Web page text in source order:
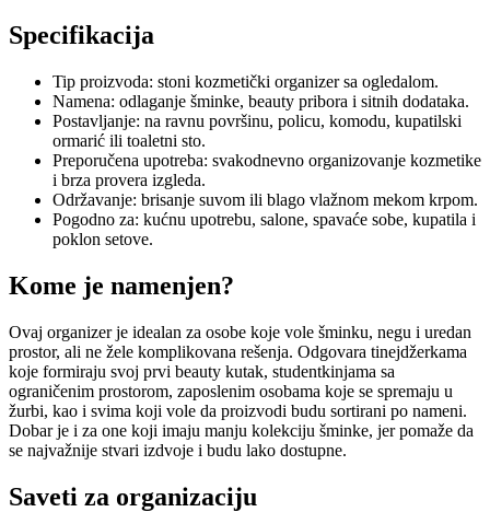
Specifikacija
Tip proizvoda: stoni kozmetički organizer sa ogledalom.
Namena: odlaganje šminke, beauty pribora i sitnih dodataka.
Postavljanje: na ravnu površinu, policu, komodu, kupatilski
ormarić ili toaletni sto.
Preporučena upotreba: svakodnevno organizovanje kozmetike
i brza provera izgleda.
Održavanje: brisanje suvom ili blago vlažnom mekom krpom.
Pogodno za: kućnu upotrebu, salone, spavaće sobe, kupatila i
poklon setove.
Kome je namenjen?
Ovaj organizer je idealan za osobe koje vole šminku, negu i uredan
prostor, ali ne žele komplikovana rešenja. Odgovara tinejdžerkama
koje formiraju svoj prvi beauty kutak, studentkinjama sa
ograničenim prostorom, zaposlenim osobama koje se spremaju u
žurbi, kao i svima koji vole da proizvodi budu sortirani po nameni.
Dobar je i za one koji imaju manju kolekciju šminke, jer pomaže da
se najvažnije stvari izdvoje i budu lako dostupne.
Saveti za organizaciju